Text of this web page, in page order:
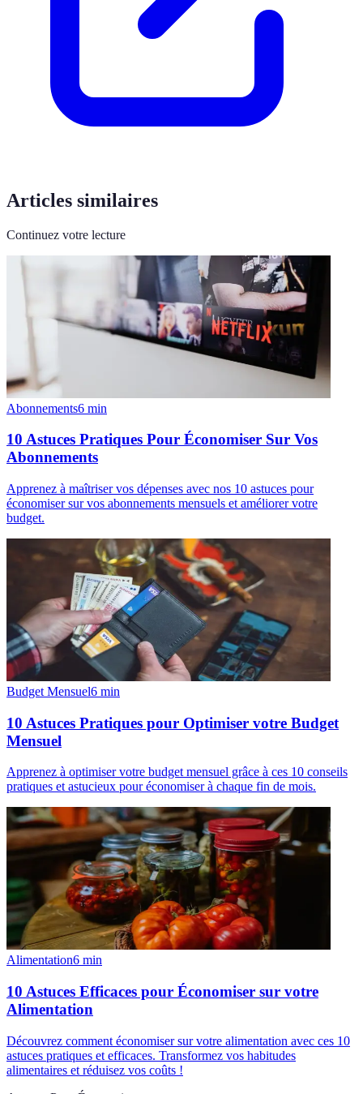
Articles similaires
Continuez votre lecture
Abonnements6 min
10 Astuces Pratiques Pour Économiser Sur Vos
Abonnements
Apprenez à maîtriser vos dépenses avec nos 10 astuces pour
économiser sur vos abonnements mensuels et améliorer votre
budget.
Budget Mensuel6 min
10 Astuces Pratiques pour Optimiser votre Budget
Mensuel
Apprenez à optimiser votre budget mensuel grâce à ces 10 conseils
pratiques et astucieux pour économiser à chaque fin de mois.
Alimentation6 min
10 Astuces Efficaces pour Économiser sur votre
Alimentation
Découvrez comment économiser sur votre alimentation avec ces 10
astuces pratiques et efficaces. Transformez vos habitudes
alimentaires et réduisez vos coûts !